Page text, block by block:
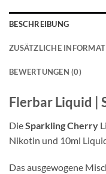
BESCHREIBUNG
ZUSÄTZLICHE
BEWERTUNGEN (0)
Flerbar Liquid |
DieSparkling Cherry
Nikotin und 10ml
Das ausgewogene